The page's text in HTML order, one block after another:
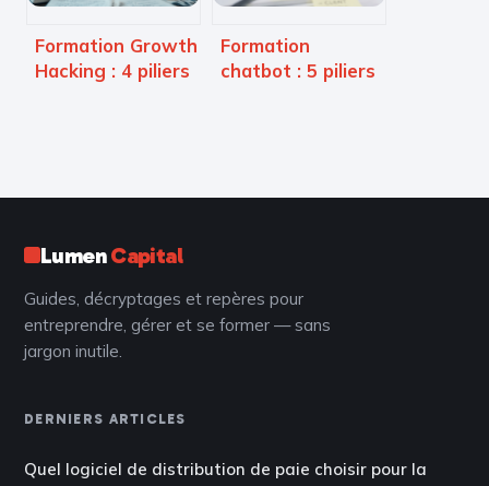
Formation Growth
Hacking : 4 piliers
Formation
chatbot : 5 piliers
LumenCapital
Guides, décryptages et repères pour
entreprendre, gérer et se former — sans
jargon inutile.
DERNIERS ARTICLES
Quel logiciel de distribution de paie choisir pour la